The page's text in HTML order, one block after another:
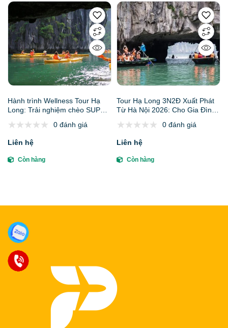
Hành trình Wellness Tour Hạ
Long: Trải nghiệm chèo SUP
Taichi trên boong tàu
0 đánh giá
Liên hệ
Còn hàng
Tour Hạ Long 3N2Đ Xuất Phát
Từ Hà Nội 2026: Cho Gia Đình
0 đánh giá
Liên hệ
Còn hàng